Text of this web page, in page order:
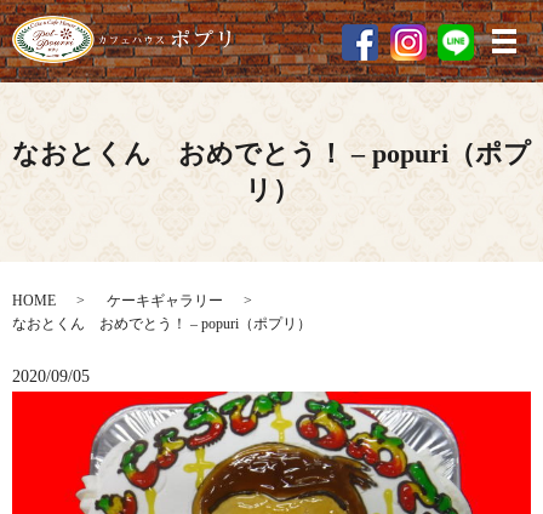
メ
なおとくん おめでとう！ – popuri（ポプ
リ）
HOME
ケーキギャラリー
なおとくん おめでとう！ – popuri（ポプリ）
2020/09/05